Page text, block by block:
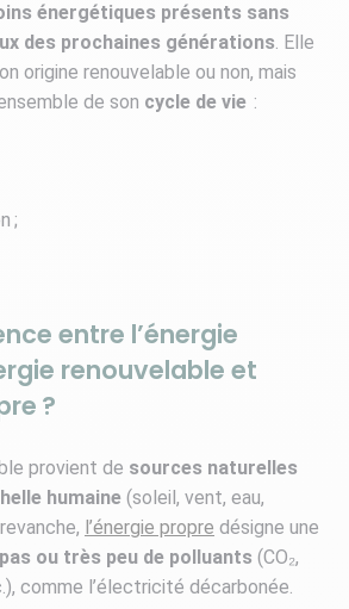
énergétiques présents sans
des prochaines générations. Elle
origine renouvelable ou non, mais
de son cycle de vie :
;
entre l’énergie
renouvelable et
?
provient de sources naturelles
humaine (soleil, vent, eau,
l’énergie propre désigne une
pas ou très peu de polluants (CO₂,
comme l’électricité décarbonée.